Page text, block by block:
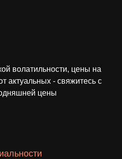
волатильности, цены на
актуальных - свяжитесь с
цены